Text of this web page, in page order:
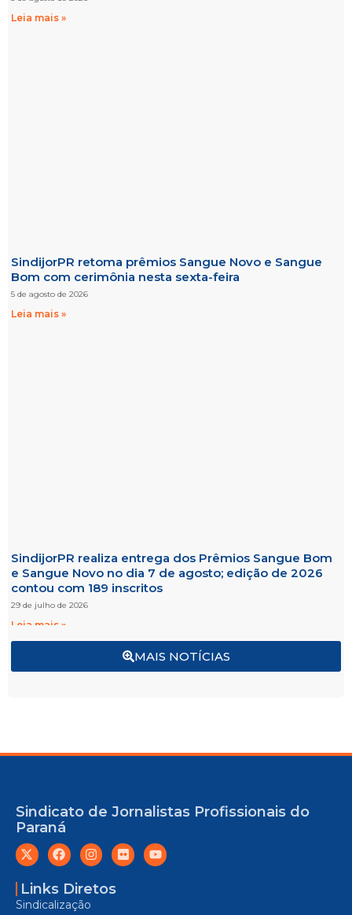
MAIS NOTÍCIAS
Leia mais »
SindijorPR retoma prêmios Sangue Novo e Sangue
Bom com cerimônia nesta sexta-feira
5 de agosto de 2026
Leia mais »
SindijorPR realiza entrega dos Prêmios Sangue Bom
e Sangue Novo no dia 7 de agosto; edição de 2026
contou com 189 inscritos
29 de julho de 2026
Leia mais »
Sindicato de Jornalistas Profissionais do
Paraná
Links Diretos
Sindicalização